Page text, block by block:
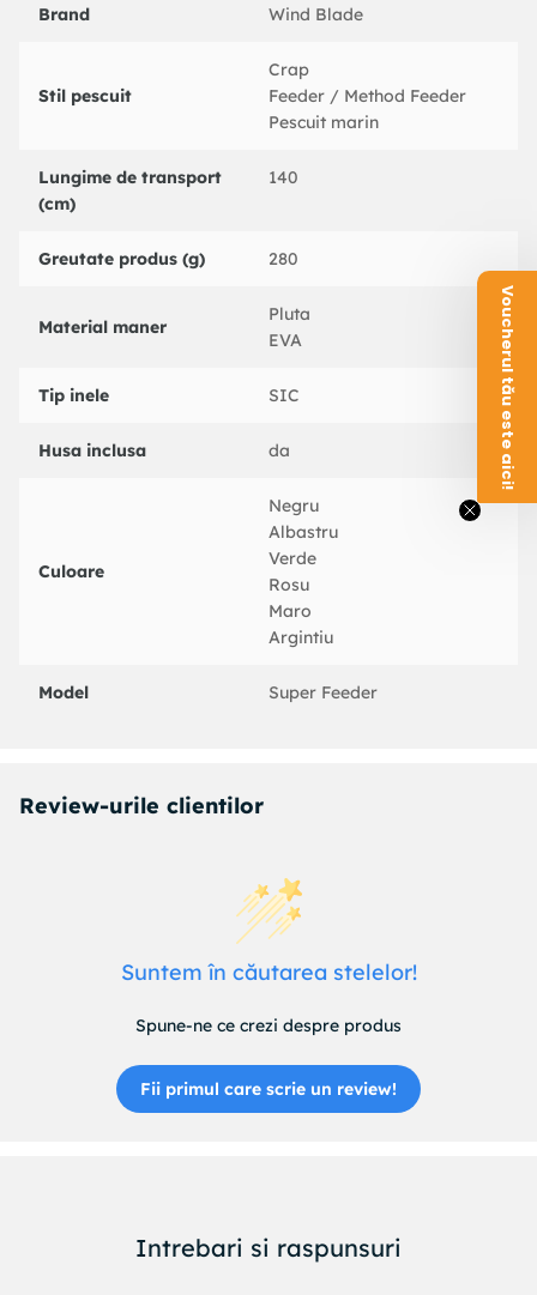
Brand Wind Blade
Stil pescuit
Crap
Feeder / Method Feeder
Pescuit marin
Lungime de transport
(cm)
140
Greutate produs (g) 280
Material maner
Pluta
EVA
Tip inele SIC
Husa inclusa da
Culoare
Negru
Albastru
Verde
Rosu
Maro
Argintiu
Model Super Feeder
Review-urile clientilor
Suntem în căutarea stelelor!
Spune-ne ce crezi despre produs
Fii primul care scrie un review!
Intrebari si raspunsuri
Voucherul tău este aici!